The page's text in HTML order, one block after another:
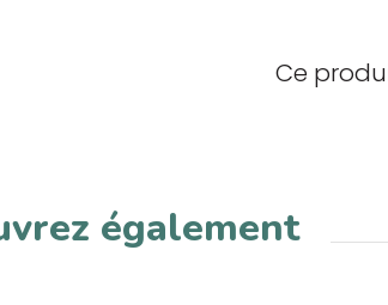
Ce
également